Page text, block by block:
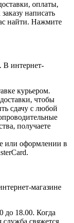
оплаты,
написать
найти. Нажмите
В интернет-
курьером.
чтобы
сдачу с любой
получаете
или оформлении в
магазине
до 18.00. Когда
служба свяжется